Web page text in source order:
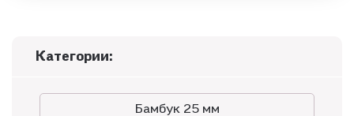
Категории:
Бамбук 25 мм